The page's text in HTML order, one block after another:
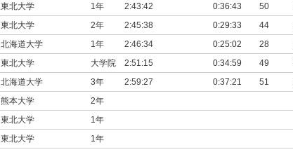
東北大学 1年 2:43:42 0:36:43 50
東北大学 2年 2:45:38 0:29:33 44
北海道大学 1年 2:46:34 0:25:02 28
東北大学 大学院 2:51:15 0:34:59 49
北海道大学 3年 2:59:27 0:37:21 51
熊本大学
2年
東北大学 1年
東北大学 1年